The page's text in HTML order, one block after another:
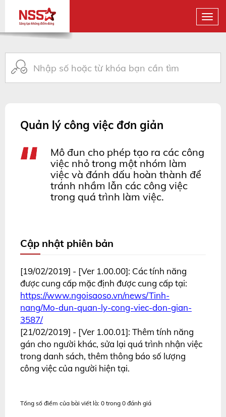
Quản lý công việc đơn giản
Mô đun cho phép tạo ra các công
việc nhỏ trong một nhóm làm
việc và đánh dấu hoàn thành để
tránh nhầm lẫn các công việc
trong quá trình làm việc.
Cập nhật phiên bản
[19/02/2019] - [Ver 1.00.00]: Các tính năng
được cung cấp mặc định được cung cấp tại:
https://www.ngoisaoso.vn/news/Tinh-
nang/Mo-dun-quan-ly-cong-viec-don-gian-
3587/
[21/02/2019] - [Ver 1.00.01]: Thêm tính năng
gán cho người khác, sửa lại quá trình nhận việc
trong danh sách, thêm thông báo số lượng
công việc của người hiện tại.
Tổng số điểm của bài viết là: 0 trong 0 đánh giá